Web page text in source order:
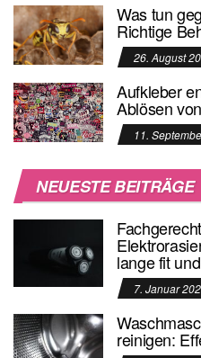
Was tun
Richtige
26. August
Aufkleber
Ablösen
11.
NEUESTE BEITRÄGE
lange fit
7. Januar
reinigen: